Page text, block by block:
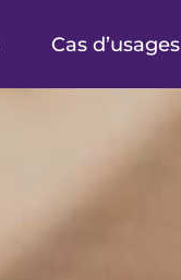
Cas d’usages